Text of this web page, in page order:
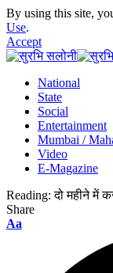
By using this site,
Use.
Accept
National
State
Social
Entertainment
Mumbai /
Video
E-Magazine
Reading: दो महीने में
Share
Font
Aa